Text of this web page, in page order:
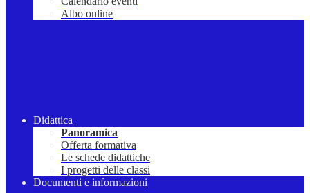
Albo online
Didattica
Panoramica
Offerta formativa
Le schede didattiche
I progetti delle classi
Documenti e informazioni